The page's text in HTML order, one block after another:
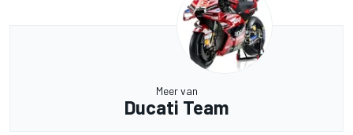
Meer van
Ducati Team